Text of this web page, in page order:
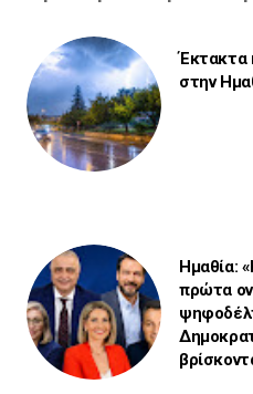
Έκτακτα
στην
Ημαθία:
πρώτα